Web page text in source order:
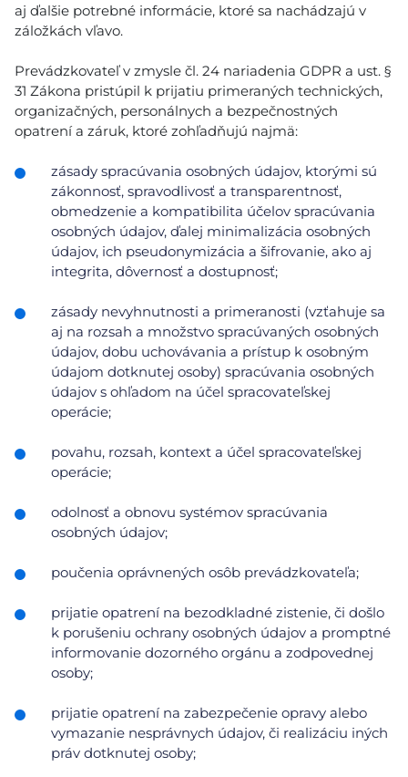
aj ďalšie potrebné informácie, ktoré sa nachádzajú v
záložkách vľavo.
Prevádzkovateľ v zmysle čl. 24 nariadenia GDPR a ust. §
31 Zákona pristúpil k prijatiu primeraných technických,
organizačných, personálnych a bezpečnostných
opatrení a záruk, ktoré zohľadňujú najmä:
zásady spracúvania osobných údajov, ktorými sú
zákonnosť, spravodlivosť a transparentnosť,
obmedzenie a kompatibilita účelov spracúvania
osobných údajov, ďalej minimalizácia osobných
údajov, ich pseudonymizácia a šifrovanie, ako aj
integrita, dôvernosť a dostupnosť;
zásady nevyhnutnosti a primeranosti (vzťahuje sa
aj na rozsah a množstvo spracúvaných osobných
údajov, dobu uchovávania a prístup k osobným
údajom dotknutej osoby) spracúvania osobných
údajov s ohľadom na účel spracovateľskej
operácie;
povahu, rozsah, kontext a účel spracovateľskej
operácie;
odolnosť a obnovu systémov spracúvania
osobných údajov;
poučenia oprávnených osôb prevádzkovateľa;
prijatie opatrení na bezodkladné zistenie, či došlo
k porušeniu ochrany osobných údajov a promptné
informovanie dozorného orgánu a zodpovednej
osoby;
prijatie opatrení na zabezpečenie opravy alebo
vymazanie nesprávnych údajov, či realizáciu iných
práv dotknutej osoby;